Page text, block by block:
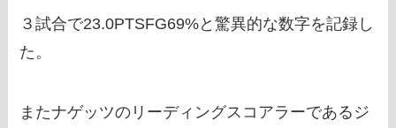
３試合で23.0PTSFG69%と驚異的な数字を記録し
た。
またナゲッツのリーディングスコアラーであるジ